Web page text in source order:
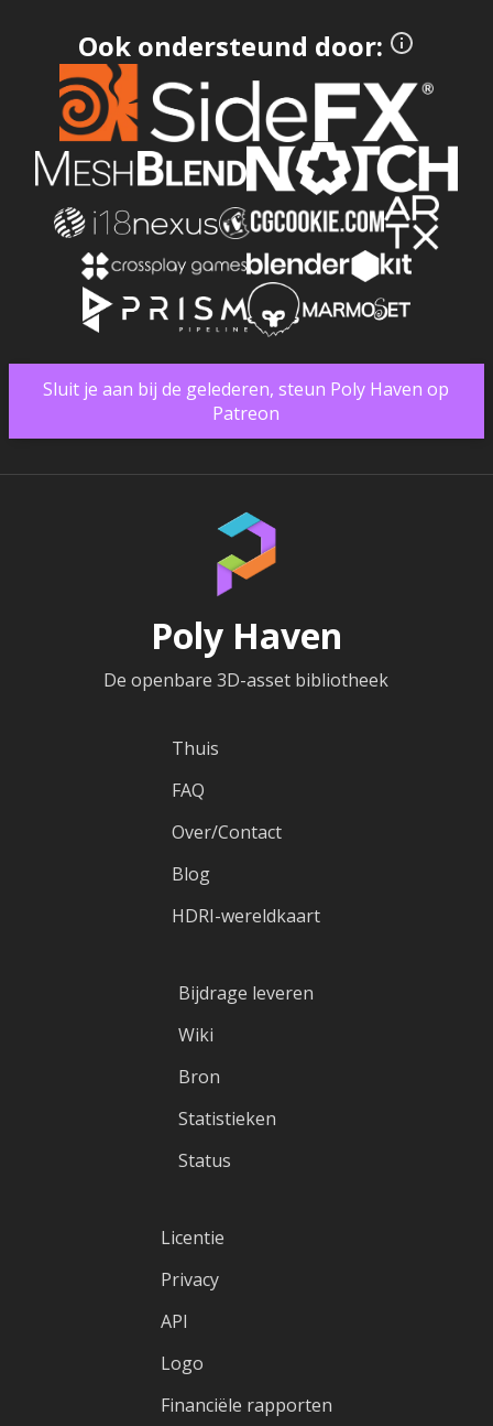
Ook ondersteund door:
Sluit je aan bij de gelederen, steun Poly Haven op
Patreon
Poly Haven
De openbare 3D-asset bibliotheek
Thuis
FAQ
Over/Contact
Blog
HDRI-wereldkaart
Bijdrage leveren
Wiki
Bron
Statistieken
Status
Licentie
Privacy
API
Logo
Financiële rapporten